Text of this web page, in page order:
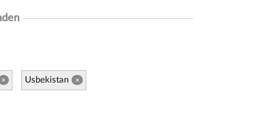
× Usbekistan ×